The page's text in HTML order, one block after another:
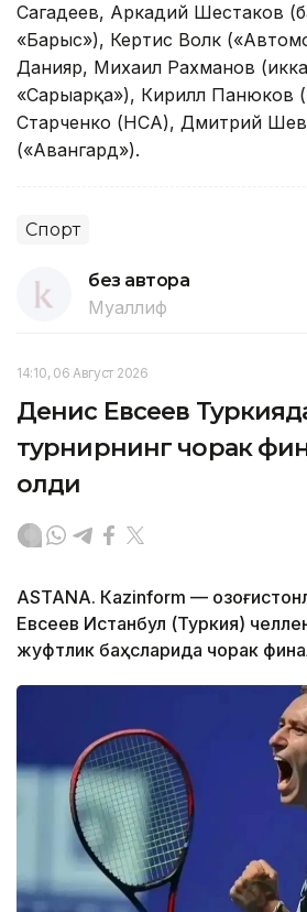
Сагадеев, Аркадий Шестаков
«Барыс»), Кертис Волк
Данияр, Михаил Рахманов
«Сарыарқа»), Кирилл Панюков
Старченко (НСА), Дмитрий
(«Авангард»).
Спорт
без автора
Муаллиф
14:10, 06 Август 2026
Денис Евсеев
турнирнинг чорак
олди
ASTANА. Кazinform —
Евсеев Истанбул (Туркия)
жуфтлик баҳсларида чорак